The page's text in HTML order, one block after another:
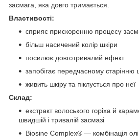
засмага, яка довго тримається.
Властивості:
сприяє прискоренню процесу
більш насичений колір шкіри
посилює довготривалий ефект
запобігає передчасному старінню
живить шкіру та піклується про неї
Склад:
екстракт волоського горіха й
швидшій і тривалій засмазі
Biosine Complex® — комбінація